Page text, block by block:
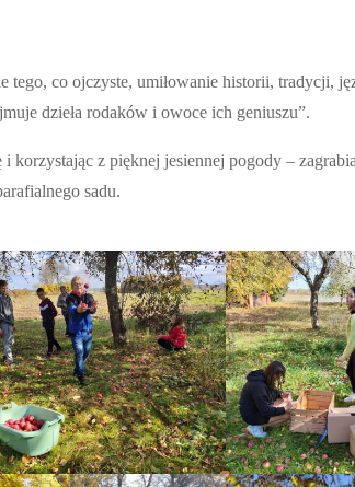
tego, co ojczyste, umiłowanie historii, tradycji,
dzieła rodaków i owoce ich geniuszu”.
korzystając z pięknej jesiennej pogody –
sadu.